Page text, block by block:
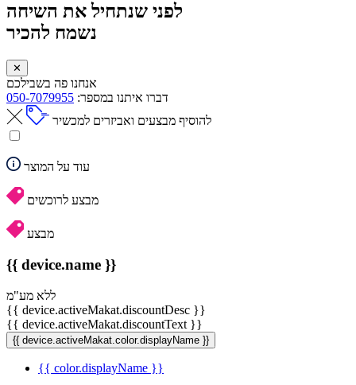
לפני שנתחיל את השיחה
נשמח להכיר
✕
אנחנו פה בשבילכם
דברו איתנו במספר: 050-7079955
להוסיף מבצעים ואביזרים למכשיר
עוד על המוצר
מבצע לרוכשים
מבצע
{{ device.name }}
ללא מע"מ
{{ device.activeMakat.discountDesc }}
{{ device.activeMakat.discountText }}
{{ device.activeMakat.color.displayName }}
{{ color.displayName }}